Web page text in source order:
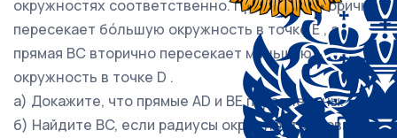
окружностях соответственно. Прямая AC вторично
пересекает бóльшую окружность в точке E , а
прямая BC вторично пересекает меньшую
окружность в точке D .
а) Докажите, что прямые AD и BE параллельны.
б) Найдите BC, если радиусы окружностей равны